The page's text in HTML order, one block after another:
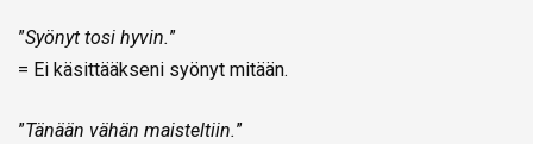
”Syönyt tosi hyvin.”
= Ei käsittääkseni syönyt mitään.
”Tänään vähän maisteltiin.”